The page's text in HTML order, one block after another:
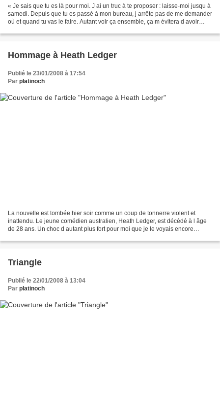
« Je sais que tu es là pour moi. J ai un truc à te proposer : laisse-moi jusqu à
samedi. Depuis que tu es passé à mon bureau, j arrête pas de me demander
où et quand tu vas le faire. Autant voir ça ensemble, ça m évitera d avoir
Hommage à Heath Ledger
Publié le 23/01/2008 à 17:54
Par platinoch
La nouvelle est tombée hier soir comme un coup de tonnerre violent et
inattendu. Le jeune comédien australien, Heath Ledger, est décédé à l âge
de 28 ans. Un choc d autant plus fort pour moi que je le voyais encore
Triangle
Publié le 22/01/2008 à 13:04
Par platinoch